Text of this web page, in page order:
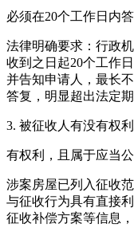
必须在20个工作日内
法律明确要求：行政
收到之日起20个工作
并告知申请人，最长
答复，明显超出法定
3. 被征收人有没有权
有权利，且属于应当公
涉案房屋已列入征收
与征收行为具有直接
征收补偿方案等信息